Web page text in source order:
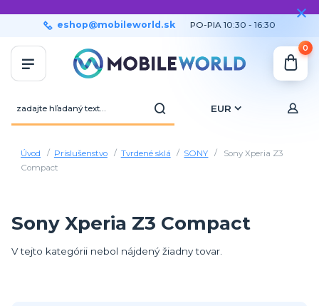
EUR
eshop@mobileworld.sk PO-PIA 10:30 - 16:30
0
Úvod Príslušenstvo Tvrdené sklá SONY
Sony Xperia Z3
Compact
Sony Xperia Z3 Compact
V tejto kategórii nebol nájdený žiadny tovar.